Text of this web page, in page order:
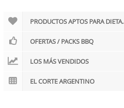
PRODUCTOS APTOS PARA DIETA.
OFERTAS / PACKS BBQ
LOS MÁS VENDIDOS
EL CORTE ARGENTINO